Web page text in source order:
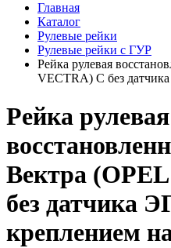
Главная
Каталог
Рулевые рейки
Рулевые рейки с ГУР
Рейка рулевая
VECTRA) C без
Рейка рулевая
Вектра
без датчика
креплением